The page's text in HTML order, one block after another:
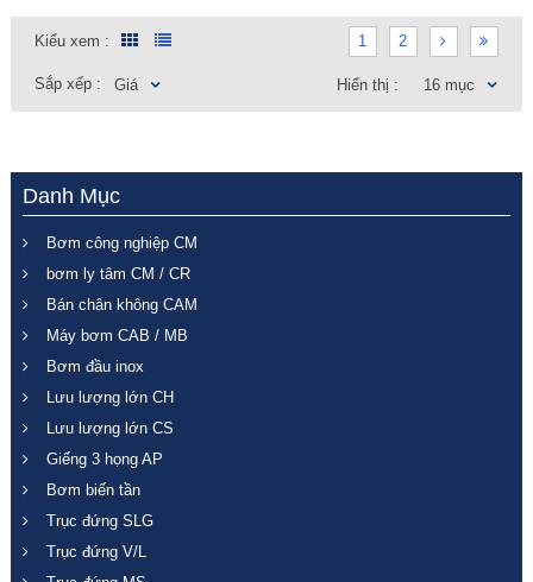
Kiểu xem : 1 2
Hiển thị : 16 mục
Sắp xếp : Giá
Danh Mục
Bơm công nghiệp CM
bơm ly tâm CM / CR
Bán chân không CAM
Máy bơm CAB / MB
Bơm đầu inox
Lưu lượng lớn CH
Lưu lượng lớn CS
Giếng 3 họng AP
Bơm biến tần
Trục đứng SLG
Trục đứng V/L